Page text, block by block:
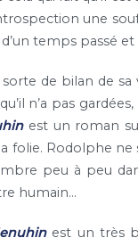
une
temps passé et
de bilan de
n’a pas
est un roman
folie. Rodolphe ne
peu à peu
humain…
est un très